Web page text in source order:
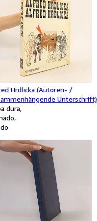
Hrdlicka (Autoren- /
Unterschrift)
dura